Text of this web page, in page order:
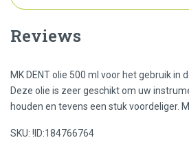
Reviews
MK DENT olie 500 ml voor het gebruik in
Deze olie is zeer geschikt om uw
houden en tevens een stuk voordeliger.
SKU: !ID:184766764